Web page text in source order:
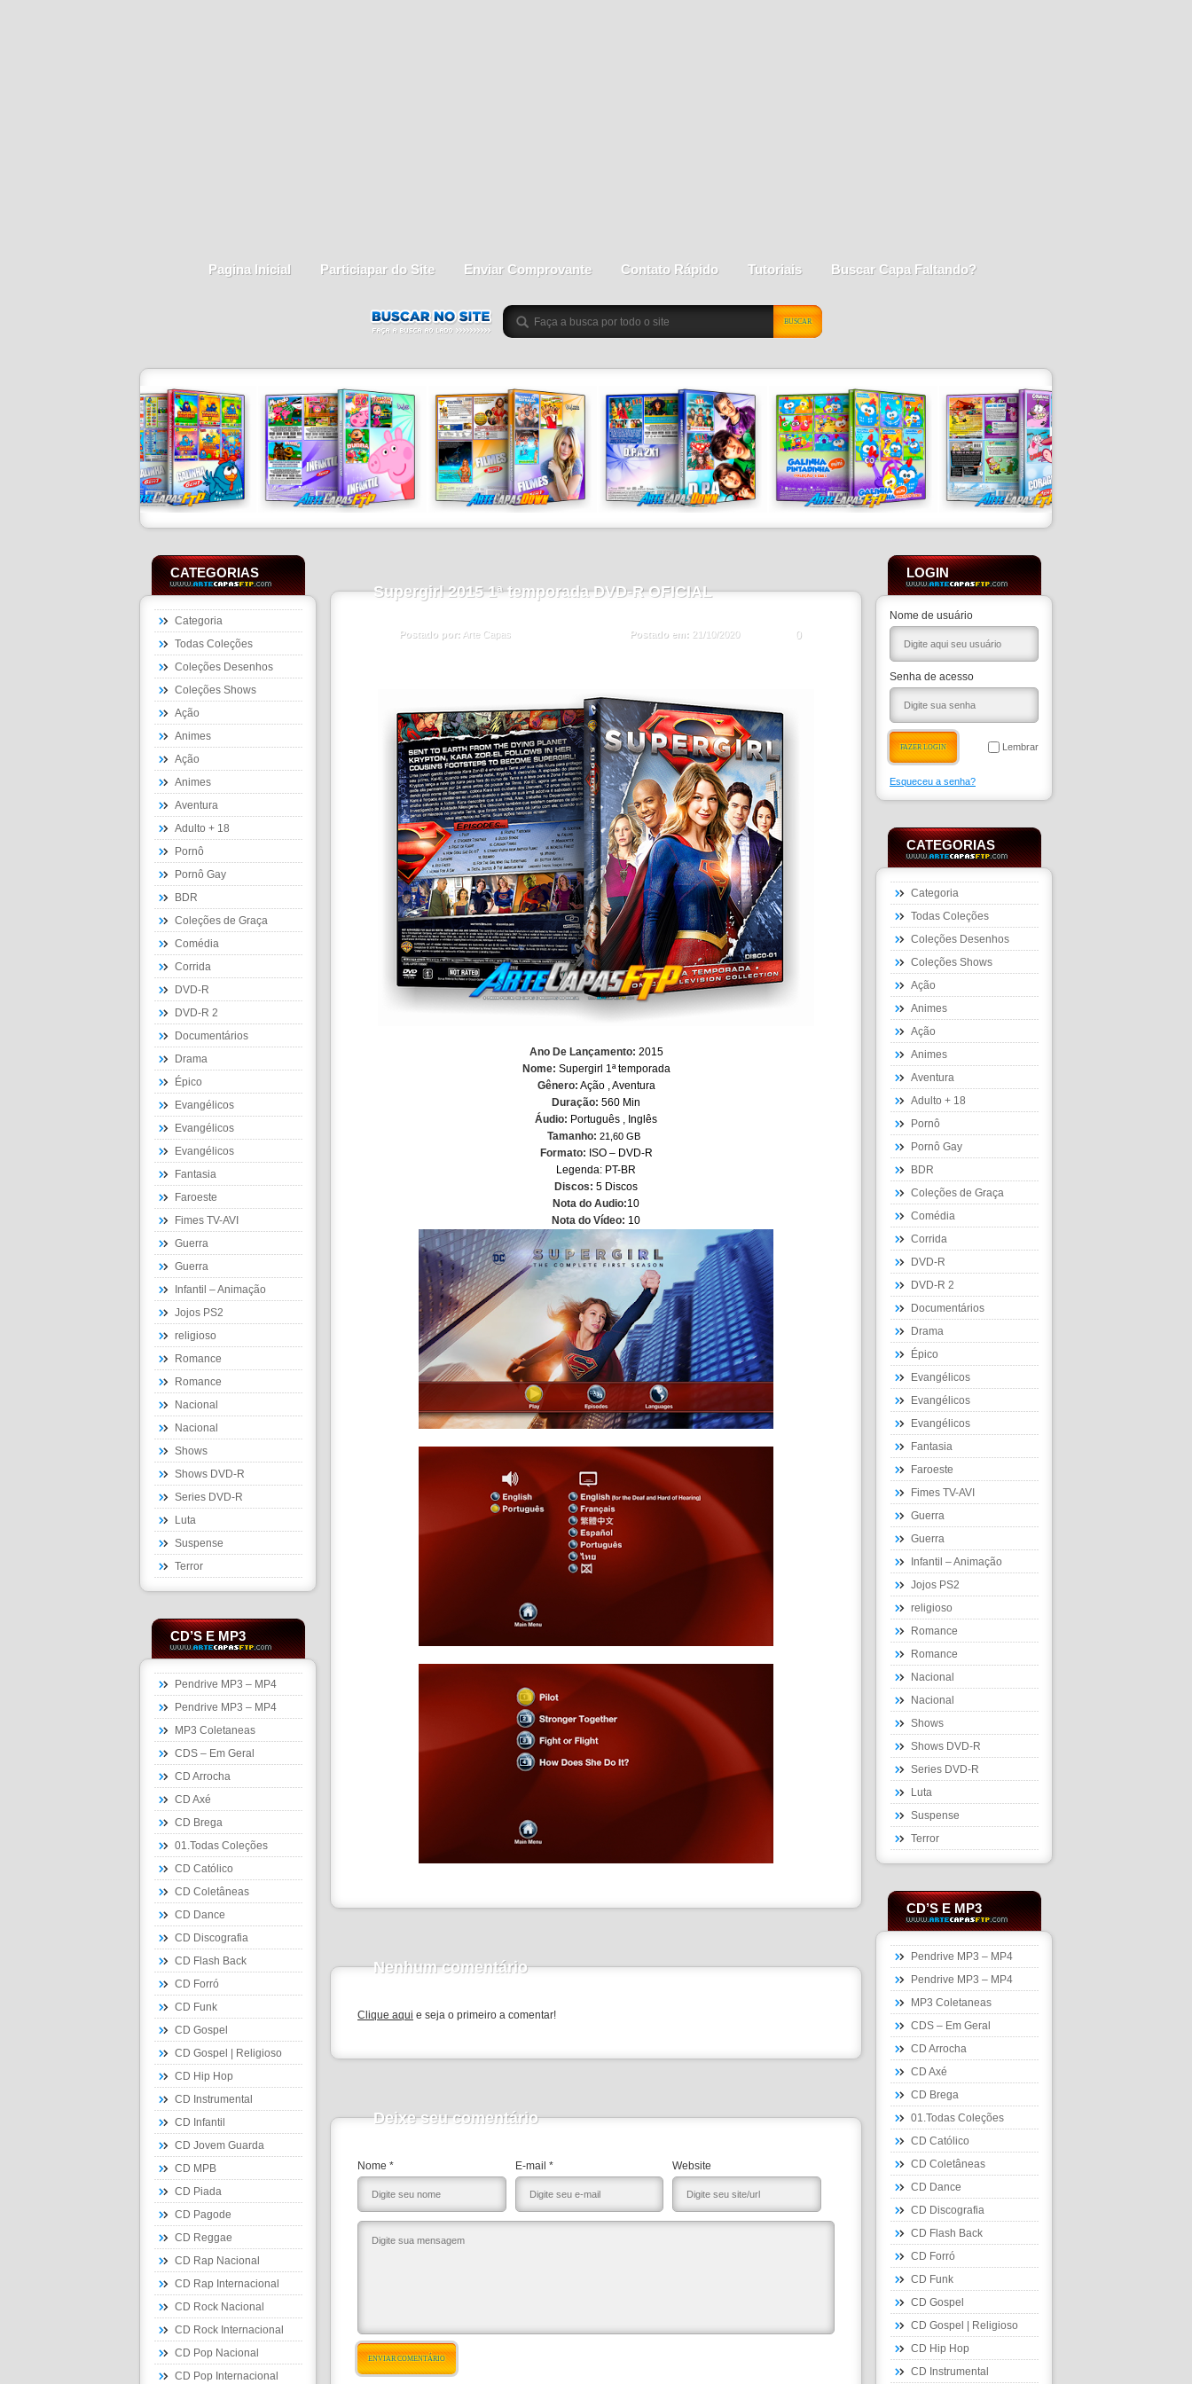
Pagina Inicial Particiapar do Site Enviar Comprovante Contato Rápido Tutoriais Buscar Capa Faltando?
BUSCAR
CATEGORIAS
Categoria
Todas Coleções
Coleções Desenhos
Coleções Shows
Ação
Animes
Ação
Animes
Aventura
Adulto + 18
Pornô
Pornô Gay
BDR
Coleções de Graça
Comédia
Corrida
DVD-R
DVD-R 2
Documentários
Drama
Épico
Evangélicos
Evangélicos
Evangélicos
Fantasia
Faroeste
Fimes TV-AVI
Guerra
Guerra
Infantil – Animação
Jojos PS2
religioso
Romance
Romance
Nacional
Nacional
Shows
Shows DVD-R
Series DVD-R
Luta
Suspense
Terror
CD’S E MP3
Pendrive MP3 – MP4
Pendrive MP3 – MP4
MP3 Coletaneas
CDS – Em Geral
CD Arrocha
CD Axé
CD Brega
01.Todas Coleções
CD Católico
CD Coletâneas
CD Dance
CD Discografia
CD Flash Back
CD Forró
CD Funk
CD Gospel
CD Gospel | Religioso
CD Hip Hop
CD Instrumental
CD Infantil
CD Jovem Guarda
CD MPB
CD Piada
CD Pagode
CD Reggae
CD Rap Nacional
CD Rap Internacional
CD Rock Nacional
CD Rock Internacional
CD Pop Nacional
CD Pop Internacional
Supergirl 2015 1ª temporada DVD-R OFICIAL
Postado por: Arte Capas 0
Postado em: 21/10/2020
Ano De Lançamento: 2015
Nome: Supergirl 1ª temporada
Gênero: Ação , Aventura
Duração: 560 Min
Áudio: Português , Inglês
Tamanho: 21,60 GB
Formato: ISO – DVD-R
Legenda: PT-BR
Discos: 5 Discos
Nota do Audio:10
Nota do Vídeo: 10
Nenhum comentário
Clique aqui e seja o primeiro a comentar!
Deixe seu comentário
Nome * E-mail * Website
ENVIAR COMENTÁRIO
LOGIN
Nome de usuário
Senha de acesso
Lembrar
Esqueceu a senha?
CATEGORIAS
Categoria
Todas Coleções
Coleções Desenhos
Coleções Shows
Ação
Animes
Ação
Animes
Aventura
Adulto + 18
Pornô
Pornô Gay
BDR
Coleções de Graça
Comédia
Corrida
DVD-R
DVD-R 2
Documentários
Drama
Épico
Evangélicos
Evangélicos
Evangélicos
Fantasia
Faroeste
Fimes TV-AVI
Guerra
Guerra
Infantil – Animação
Jojos PS2
religioso
Romance
Romance
Nacional
Nacional
Shows
Shows DVD-R
Series DVD-R
Luta
Suspense
Terror
CD’S E MP3
Pendrive MP3 – MP4
Pendrive MP3 – MP4
MP3 Coletaneas
CDS – Em Geral
CD Arrocha
CD Axé
CD Brega
01.Todas Coleções
CD Católico
CD Coletâneas
CD Dance
CD Discografia
CD Flash Back
CD Forró
CD Funk
CD Gospel
CD Gospel | Religioso
CD Hip Hop
CD Instrumental